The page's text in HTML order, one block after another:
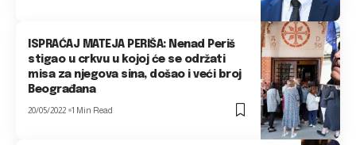
ISPRAĆAJ MATEJA PERIŠA: Nenad Periš
stigao u crkvu u kojoj će se održati
misa za njegova sina, došao i veći broj
Beograđana
20/05/2022 1 Min Read